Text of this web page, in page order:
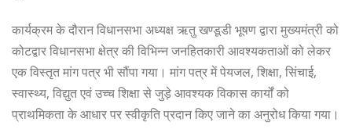
कार्यक्रम के दौरान विधानसभा अध्यक्ष ऋतु खण्डूडी भूषण द्वारा मुख्यमंत्री को
कोटद्वार विधानसभा क्षेत्र की विभिन्न जनहितकारी आवश्यकताओं को लेकर
एक विस्तृत मांग पत्र भी सौंपा गया। मांग पत्र में पेयजल, शिक्षा, सिंचाई,
स्वास्थ्य, विद्युत एवं उच्च शिक्षा से जुड़े आवश्यक विकास कार्यों को
प्राथमिकता के आधार पर स्वीकृति प्रदान किए जाने का अनुरोध किया गया।